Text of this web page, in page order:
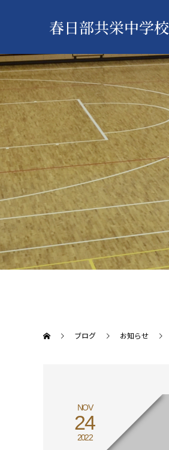
春日部共栄中学校
ブログ お知らせ
NOV
24
2022